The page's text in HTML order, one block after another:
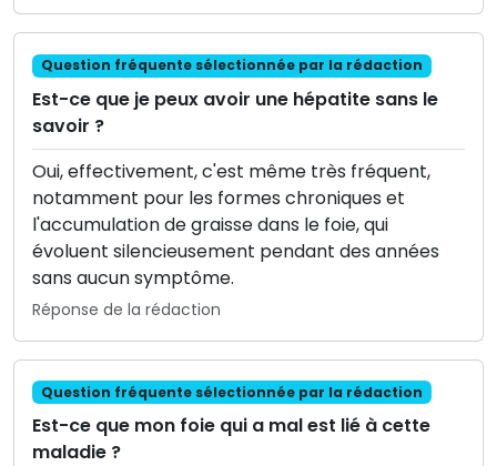
Question fréquente sélectionnée par la rédaction
Est-ce que je peux avoir une hépatite sans le
savoir ?
Oui, effectivement, c'est même très fréquent,
notamment pour les formes chroniques et
l'accumulation de graisse dans le foie, qui
évoluent silencieusement pendant des années
sans aucun symptôme.
Réponse de la rédaction
Question fréquente sélectionnée par la rédaction
Est-ce que mon foie qui a mal est lié à cette
maladie ?